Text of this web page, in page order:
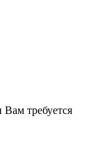
требуется